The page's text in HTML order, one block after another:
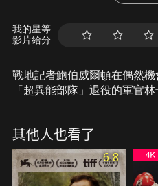
我的星等
影片給分
戰地記者鮑伯威爾頓在偶然
「超異能部隊」退役的軍官
「天眼」看穿人心，甚至還
隻羊！
其他人也看了
6.8